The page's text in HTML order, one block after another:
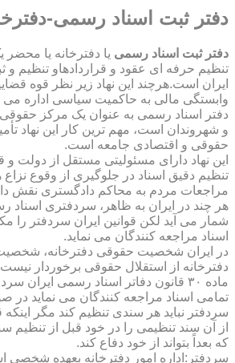
دفتر ثبت اسناد رسمی-
دفتر ثبت اسناد رسمی یا دفترخانه یا محضر
تنظیم حرفه ای عقود و قراردادهاو تنظیم و
ایران است.هرچند این نهاد زیر نظر قوه
وابستگی مالی به حاکمیت سیاسی اداره
دفتر اسناد رسمی به عنوان یک مرکز
و شهروندان است، مهم ترین کار این نهاد
حقوقی و اقتصادی جامعه است.
این نهاد دارای مسئولیتی مستقل از دولت
تنظیم دقیق اسناد در جلوگیری از وقوع
مراجعات مردم به محاکم دادگستری نقش
هر چند در ایران به ظاهر، سردفتری اسناد
شمار می آید لکن قوانین ایران سردفتر را
اسناد مراجعه کنندگان می نماید.
در ایران شخصیت حقوقی دفترخانه،
دفترخانه از استقلال حقوقی برخوردار
ماده ۳۰ قانون دفاتر اسناد رسمی ایران
تمامی اسناد مراجعه کنندگان می نماید در
سردفتر نباید هر سندی تنظیم کند مگر
از آن سند تنظیمی را در خود قبل از تنظیم
که بعداً بتواند از خود دفاع کند.
سردفتر:اداره امور دفترخانه بعهده شخصی